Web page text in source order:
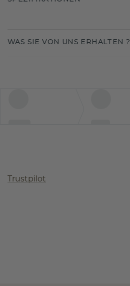
WAS SIE VON UNS ERHALTEN ?
Trustpilot